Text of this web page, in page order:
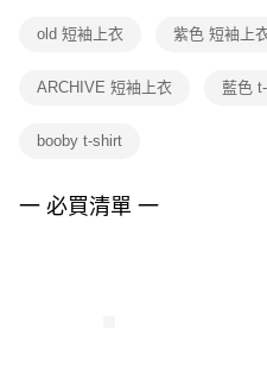
１．透過由恩沛科技股份有限公司提
權轉讓予恩沛科技股份有限公司。
３．未成年的使用者請事先徵得法定
４．使用「AFTEE先享後付」時，將
old 短袖上衣 紫色 短袖上
ARCHIVE 短袖上衣 藍色
booby t-shirt
一 必買清單 一